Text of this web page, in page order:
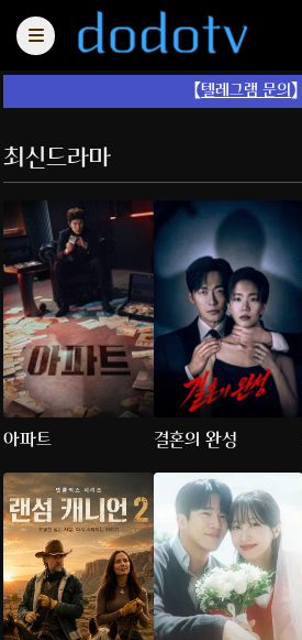
【텔레그램 문의】
최신드라마
아파트 결혼의 완성